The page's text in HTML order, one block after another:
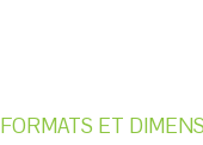
FORMATS ET